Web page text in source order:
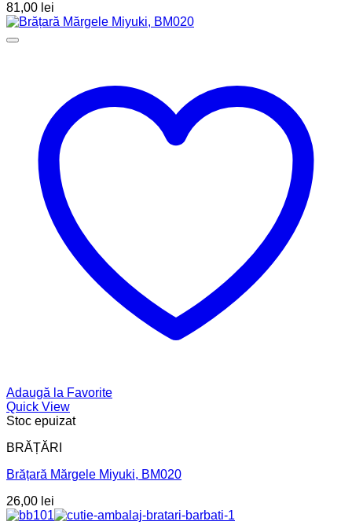
81,00 lei
Adaugă la Favorite
Quick View
Stoc epuizat
BRĂȚĂRI
Brățară Mărgele Miyuki, BM020
26,00 lei